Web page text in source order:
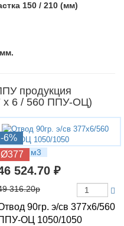
150 / 210 (мм)
продукция
х 6 / 560 ППУ-ОЦ)
-6%
Ø377
168 кг / м3
524.70 ₽
316.20р
90гр. э/св 377х6/560
ОЦ 1050/1050